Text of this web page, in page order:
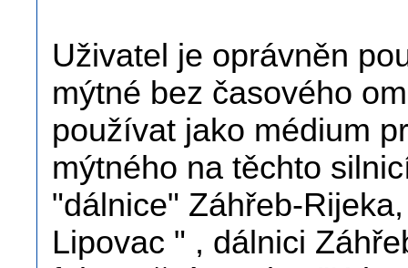
Uživatel je oprávněn
mýtné bez časového
používat jako médium
mýtného na těchto
"dálnice" Záhřeb-
Lipovac " , dálnici